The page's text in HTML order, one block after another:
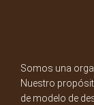
Somos una
Nuestro
de modelo de